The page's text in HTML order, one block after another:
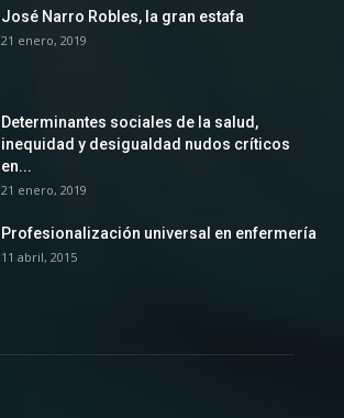
José Narro Robles, la gran estafa
21 enero, 2019
Determinantes sociales de la salud,
inequidad y desigualdad nudos críticos
en...
21 enero, 2019
Profesionalización universal en enfermería
11 abril, 2015